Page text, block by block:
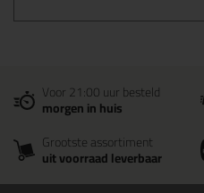
Voor 21:00 uur besteld
morgen in huis
Grootste assortiment
uit voorraad leverbaar